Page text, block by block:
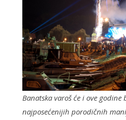
Banatska varoš će i ove
najposećenijih porodičnih